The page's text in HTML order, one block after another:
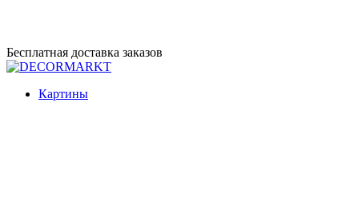
Перейти
к
Бесплатная доставка заказов
DECORMARKT
Картины для интерьера ручной работы
Картины